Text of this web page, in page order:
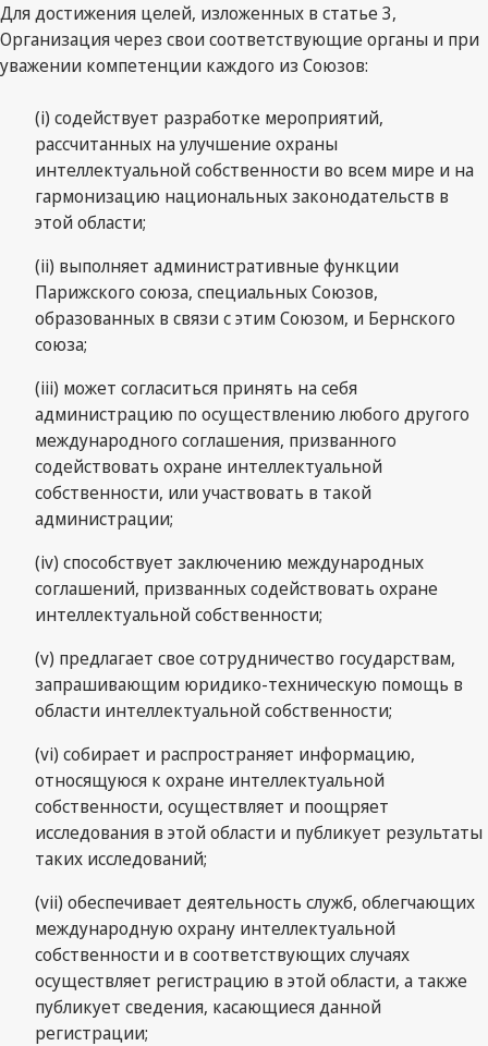
Для достижения целей, изложенных в статье 3,
Организация через свои соответствующие органы и при
уважении компетенции каждого из Союзов:
(i) содействует разработке мероприятий,
рассчитанных на улучшение охраны
интеллектуальной собственности во всем мире и на
гармонизацию национальных законодательств в
этой области;
(ii) выполняет административные функции
Парижского союза, специальных Союзов,
образованных в связи с этим Союзом, и Бернского
союза;
(iii) может согласиться принять на себя
администрацию по осуществлению любого другого
международного соглашения, призванного
содействовать охране интеллектуальной
собственности, или участвовать в такой
администрации;
(iv) способствует заключению международных
соглашений, призванных содействовать охране
интеллектуальной собственности;
(v) предлагает свое сотрудничество государствам,
запрашивающим юридико-техническую помощь в
области интеллектуальной собственности;
(vi) собирает и распространяет информацию,
относящуюся к охране интеллектуальной
собственности, осуществляет и поощряет
исследования в этой области и публикует результаты
таких исследований;
(vii) обеспечивает деятельность служб, облегчающих
международную охрану интеллектуальной
собственности и в соответствующих случаях
осуществляет регистрацию в этой области, а также
публикует сведения, касающиеся данной
регистрации;